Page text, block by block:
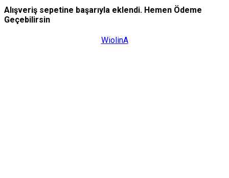
Alışveriş sepetine başarıyla eklendi. Hemen Ödeme
Geçebilirsin
WiolinA